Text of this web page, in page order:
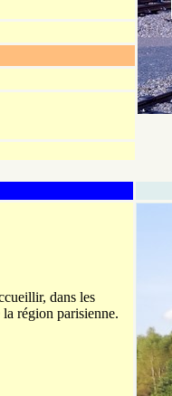
dans les
région parisienne.